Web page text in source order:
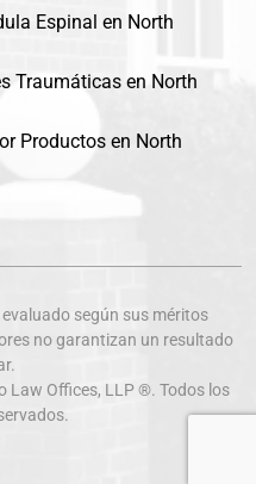
Espinal en North
Traumáticas en North
Productos en North
según sus méritos
no garantizan un resultado
Law Offices, LLP ®. Todos los